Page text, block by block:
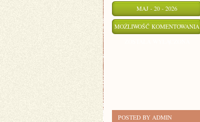
MAJ - 20 - 2026
MOŻLIWOŚĆ KOMENTOWANIA
POSTED BY ADMIN